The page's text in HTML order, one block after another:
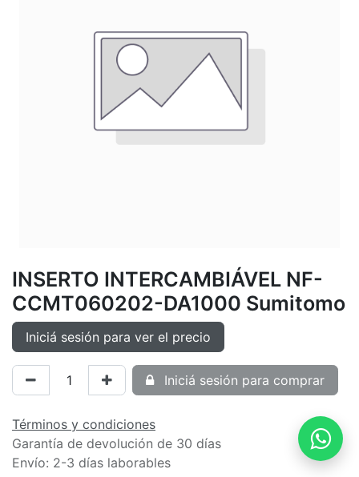
INSERTO INTERCAMBIÁVEL NF-
CCMT060202-DA1000 Sumitomo
Iniciá sesión para ver el precio
Iniciá sesión para comprar
Términos y condiciones
Garantía de devolución de 30 días
Envío: 2-3 días laborables